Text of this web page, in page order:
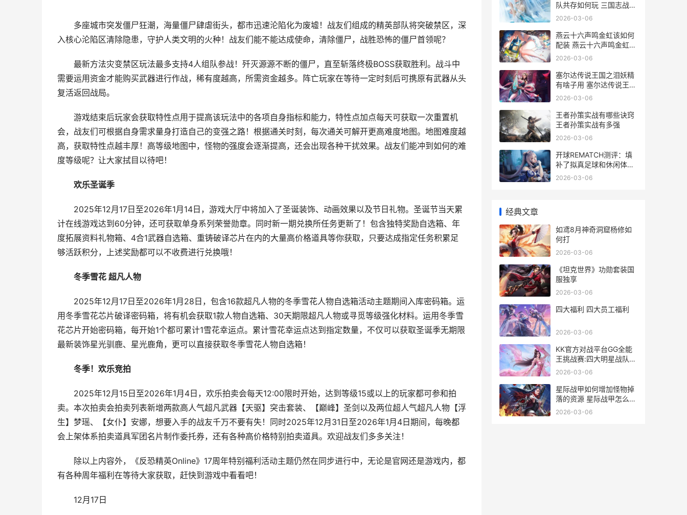
多座城市突发僵尸狂潮，海量僵尸肆虐街头，都市迅速沦陷化为废墟！战友们组成的精英部队将突破禁区，深
入核心沦陷区清除隐患，守护人类文明的火种！战友们能不能达成使命，清除僵尸，战胜恐怖的僵尸首领呢？
最新方法灾变禁区玩法最多支持4人组队参战！歼灭源源不断的僵尸，直至斩落终极BOSS获取胜利。战斗中
需要运用资金才能购买武器进行作战，稀有度越高，所需资金越多。阵亡玩家在等待一定时刻后可携原有武器从头
复活返回战局。
游戏结束后玩家会获取特性点用于提高该玩法中的各项自身指标和能力，特性点加点每天可获取一次重置机
会，战友们可根据自身需求量身打造自己的变强之路！根据通关时刻，每次通关可解开更高难度地图。地图难度越
高，获取特性点越丰厚！高等级地图中，怪物的强度会逐渐提高，还会出现各种干扰效果。战友们能冲到如何的难
度等级呢？让大家拭目以待吧！
欢乐圣诞季
2025年12月17日至2026年1月14日，游戏大厅中将加入了圣诞装饰、动画效果以及节日礼物。圣诞节当天累
计在线游戏达到60分钟，还可获取单身系列荣誉勋章。同时新一期兑换所任务更新了！包含独特奖励自选箱、年
度拓展资料礼物箱、4合1武器自选箱、重铸破译芯片在内的大量高价格道具等你获取，只要达成指定任务积累足
够活跃积分，上述奖励都可以不收费进行兑换哦！
冬季雪花 超凡人物
2025年12月17日至2026年1月28日，包含16款超凡人物的冬季雪花人物自选箱活动主题期间入库密码箱。运
用冬季雪花芯片破译密码箱，将有机会获取1款人物自选箱、30天期限超凡人物或寻觅等级强化材料。运用冬季雪
花芯片开始密码箱，每开始1个都可累计1雪花幸运点。累计雪花幸运点达到指定数量，不仅可以获取圣诞季无期限
最新装饰星光驯鹿、星光鹿角，更可以直接获取冬季雪花人物自选箱！
冬季！欢乐竞拍
2025年12月15日至2026年1月4日，欢乐拍卖会每天12:00限时开始，达到等级15或以上的玩家都可参和拍
卖。本次拍卖会拍卖列表新增两款高人气超凡武器【天驱】突击套装、【巅峰】圣剑以及两位超人气超凡人物【浮
生】梦瑶、【女仆】安娜，想要入手的战友千万不要有失！同时2025年12月31日至2026年1月4日期间，每晚都
会上架体系拍卖道具军团名片制作委托券，还有各种高价格特别拍卖道具。欢迎战友们多多关注！
除以上内容外，《反恐精英Online》17周年特别福利活动主题仍然在同步进行中，无论是官网还是游戏内，都
有各种周年福利在等待大家获取，赶快到游戏中看看吧！
12月17日
队共存如何玩 三国志战略
版周瑜陆逊程普
2026-03-06
燕云十六声鸣金虹该如何
配装 燕云十六声鸣金虹心
法搭配
2026-03-06
塞尔达传说王国之泪妖精
有啥子用 塞尔达传说王国
之泪依盖队套装怎么获得
2026-03-06
王者孙策实战有哪些诀窍
王者孙策实战有多强
2026-03-06
开球REMATCH测评：填
补了拟真足球和休闲体育
之间的空白 开球怎么开
2026-03-06
经典文章
如鸢8月神奇洞窟杨修如
何打
2026-03-06
《坦克世界》功勋套装国
服独享
2026-03-06
四大福利 四大员工福利
2026-03-06
KK官方对战平台GG全能
王挑战赛:四大明星战队已
集合 kk官方对战平台cs
2026-03-06
星际战甲如何增加怪物掉
落的资源 星际战甲怎么扩
充战甲位置
2026-03-06